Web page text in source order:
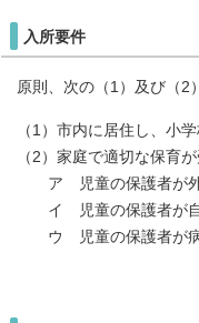
入所要件
原則、次の（1）及び（2
（1）市内に居住し、小
（2）家庭で適切な保育
ア 児童の保護者が外
イ 児童の保護者が自
ウ 児童の保護者が病